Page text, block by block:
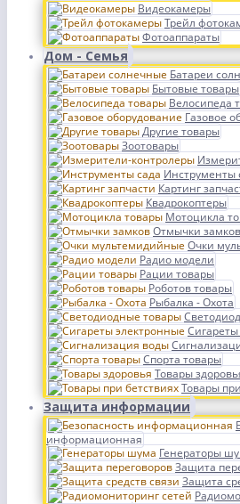
Видеокамеры
Трейл
Фотоаппараты
Дом - Семья
Батареи
Бытовые товары
Велосипеда
Газовое
Другие товары
Зоотовары
Инструменты
Картинг
Квадрокоптеры
Мотоцикла
Отмычки замков
Очки
Радио модели
Рации товары
Роботов товары
Рыбалка - Охота
Спорта товары
Товары
Товары
Защита информации
информационная
Генераторы
Защита
Защита